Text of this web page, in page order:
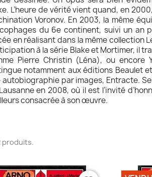
L’heure de vérité vient quand, en
Voronov. En 2003, la même
du 6e continent, suivi un an
en réalisant dans la même collection
à la série Blake et Mortimer, il
Pierre Christin (Léna), ou encore
notamment aux éditions Beaulet
autobiographie par images, Entracte.
en 2008, où il est l’invité
consacrée à son œuvre.
produits.